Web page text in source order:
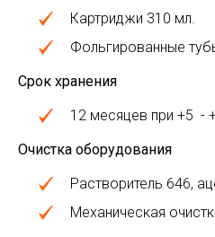
Картриджи 310 мл.
Фольгированные
Срок хранения
12 месяцев при +5 -
Очистка оборудования
Растворитель 646,
Механическая